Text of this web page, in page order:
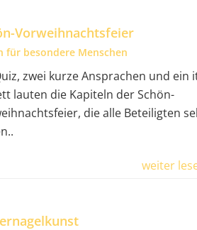
Vorweihnachtsfeier
für besondere Menschen
zwei kurze Ansprachen und ein
lauten die Kapiteln der Schön-
die alle Beteiligten
weiter